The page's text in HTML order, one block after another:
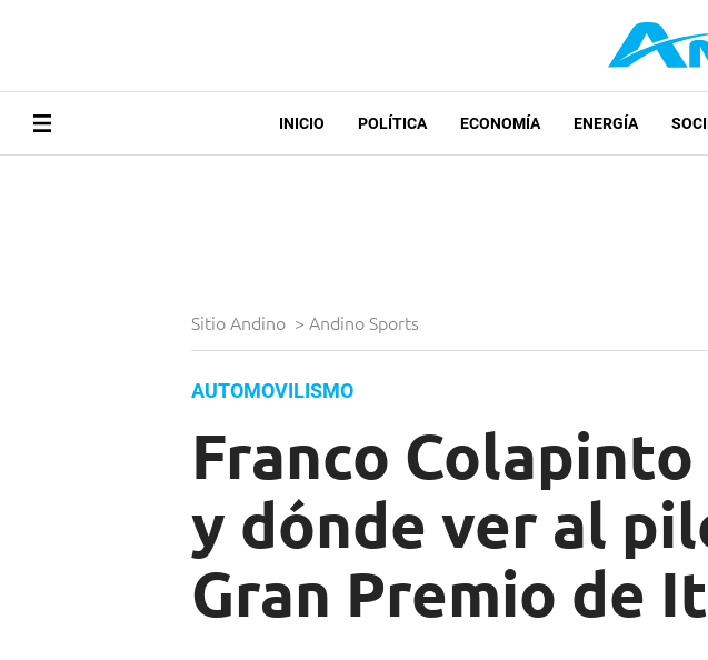
INICIO POLÍTICA ECONOMÍA ENERGÍA
Sitio Andino > Andino Sports
AUTOMOVILISMO
Franco
y dónde ver al
Gran Premio de